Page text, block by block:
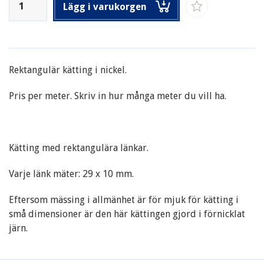
Lägg i varukorgen
Rektangulär kätting i nickel.
Pris per meter. Skriv in hur många meter du vill ha.
Kätting med rektangulära länkar.
Varje länk mäter: 29 x 10 mm.
Eftersom mässing i allmänhet är för mjuk för kätting i
små dimensioner är den här kättingen gjord i förnicklat
järn.